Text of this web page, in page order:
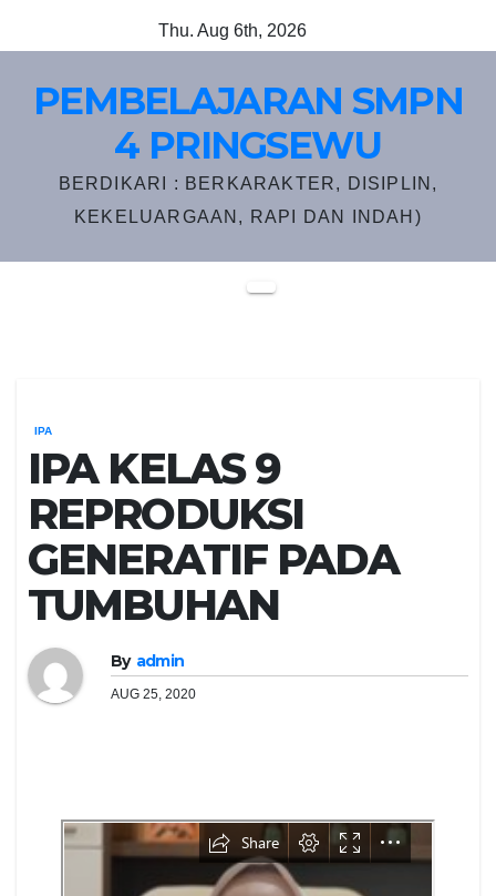
to
Thu. Aug 6th, 2026
PEMBELAJARAN SMPN
4 PRINGSEWU
BERDIKARI : BERKARAKTER, DISIPLIN,
KEKELUARGAAN, RAPI DAN INDAH)
IPA
IPA KELAS 9
REPRODUKSI
GENERATIF PADA
TUMBUHAN
By admin
AUG 25, 2020